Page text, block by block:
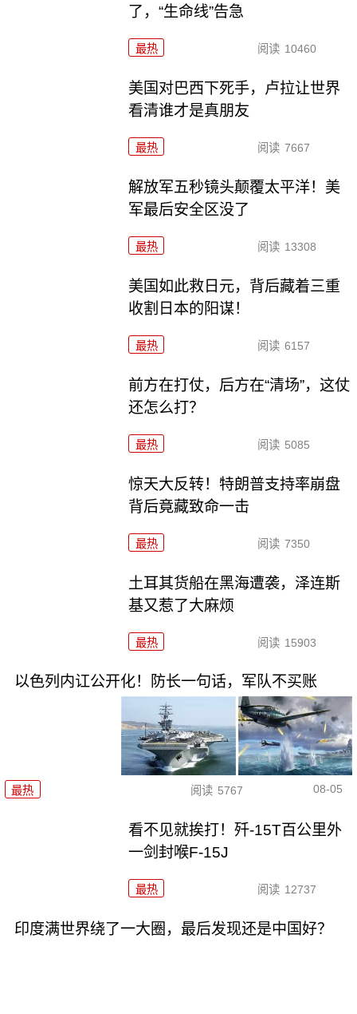
了，“生命线”告急
最热 阅读 10460
美国对巴西下死手，卢拉让世界
看清谁才是真朋友
最热 阅读 7667
解放军五秒镜头颠覆太平洋！美
军最后安全区没了
最热 阅读 13308
美国如此救日元，背后藏着三重
收割日本的阳谋！
最热 阅读 6157
前方在打仗，后方在“清场”，这仗
还怎么打？
最热 阅读 5085
惊天大反转！特朗普支持率崩盘
背后竟藏致命一击
最热 阅读 7350
土耳其货船在黑海遭袭，泽连斯
基又惹了大麻烦
最热 阅读 15903
以色列内讧公开化！防长一句话，军队不买账
最热 阅读 5767 08-05
看不见就挨打！歼-15T百公里外
一剑封喉F-15J
最热 阅读 12737
印度满世界绕了一大圈，最后发现还是中国好？